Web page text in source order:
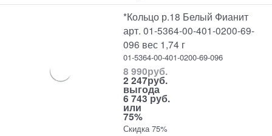
*Кольцо р.18 Белый Фианит
арт. 01-5364-00-401-0200-69-
096 вес 1,74 г
01-5364-00-401-0200-69-096
8 990руб.
2 247руб.
выгода
6 743 руб.
или
75%
Скидка 75%